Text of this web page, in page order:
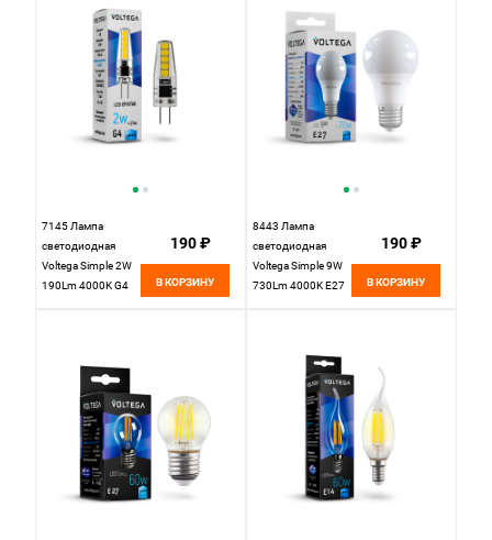
7145 Лампа
светодиодная
Voltega Simple 2W
190Lm 4000K G4
190 ₽
В КОРЗИНУ
8443 Лампа
светодиодная
Voltega Simple 9W
730Lm 4000K E27
190 ₽
В КОРЗИНУ